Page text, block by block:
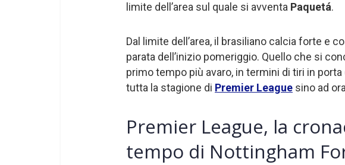
limite dell’area sul quale si avventa Paquetá.
Dal limite dell’area, il brasiliano calcia forte e
parata dell’inizio pomeriggio. Quello che si
primo tempo più avaro, in termini di tiri in porta
tutta la stagione di Premier League sino ad
Premier League, la
tempo di Nottingham